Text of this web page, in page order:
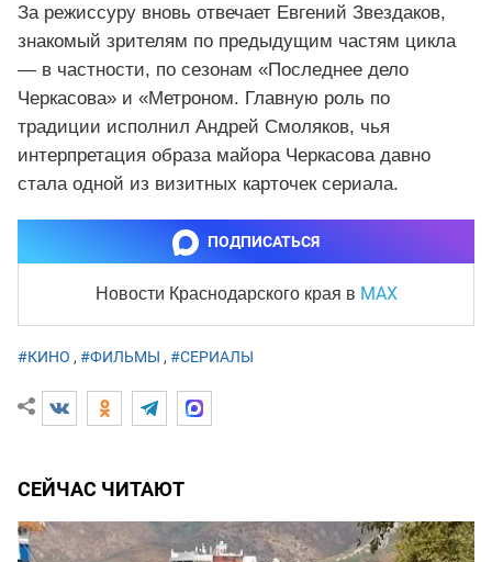
За режиссуру вновь отвечает Евгений Звездаков,
знакомый зрителям по предыдущим частям цикла
— в частности, по сезонам «Последнее дело
Черкасова» и «Метроном. Главную роль по
традиции исполнил Андрей Смоляков, чья
интерпретация образа майора Черкасова давно
стала одной из визитных карточек сериала.
ПОДПИСАТЬСЯ
Новости Краснодарского края в MAX
#КИНО , #ФИЛЬМЫ , #СЕРИАЛЫ
СЕЙЧАС ЧИТАЮТ